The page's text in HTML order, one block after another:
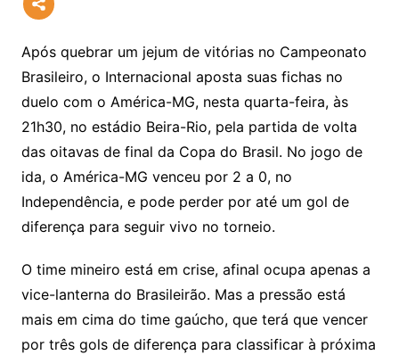
Após quebrar um jejum de vitórias no Campeonato
Brasileiro, o Internacional aposta suas fichas no
duelo com o América-MG, nesta quarta-feira, às
21h30, no estádio Beira-Rio, pela partida de volta
das oitavas de final da Copa do Brasil. No jogo de
ida, o América-MG venceu por 2 a 0, no
Independência, e pode perder por até um gol de
diferença para seguir vivo no torneio.
O time mineiro está em crise, afinal ocupa apenas a
vice-lanterna do Brasileirão. Mas a pressão está
mais em cima do time gaúcho, que terá que vencer
por três gols de diferença para classificar à próxima